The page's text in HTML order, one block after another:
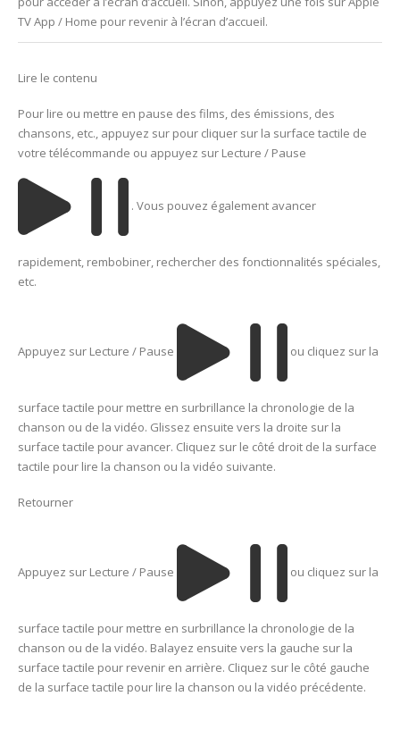
TV App / Home pour revenir à l’écran d’accueil.
Lire le contenu
Pour lire ou mettre en pause des films, des émissions, des
chansons, etc., appuyez sur pour cliquer sur la surface tactile de
votre télécommande ou appuyez sur Lecture / Pause
. Vous pouvez également avancer
rapidement, rembobiner, rechercher des fonctionnalités spéciales,
etc.
Appuyez sur Lecture / Pause ou cliquez sur la
surface tactile pour mettre en surbrillance la chronologie de la
chanson ou de la vidéo. Glissez ensuite vers la droite sur la
surface tactile pour avancer. Cliquez sur le côté droit de la surface
tactile pour lire la chanson ou la vidéo suivante.
Retourner
Appuyez sur Lecture / Pause ou cliquez sur la
surface tactile pour mettre en surbrillance la chronologie de la
chanson ou de la vidéo. Balayez ensuite vers la gauche sur la
surface tactile pour revenir en arrière. Cliquez sur le côté gauche
de la surface tactile pour lire la chanson ou la vidéo précédente.